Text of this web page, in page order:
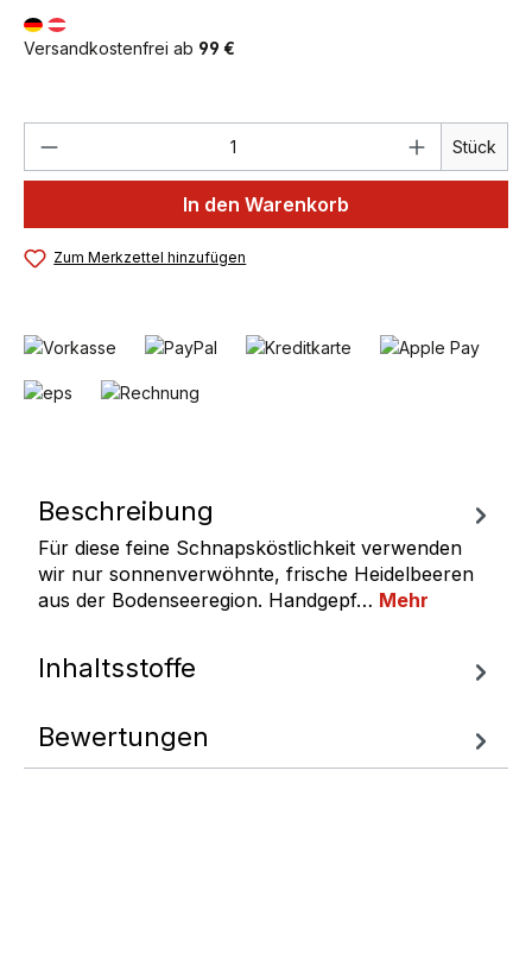
Versandkostenfrei ab 99 €
Produkt Anzahl: Gib den Stück
In den Warenkorb
Zum Merkzettel hinzufügen
Beschreibung
Für diese feine Schnapsköstlichkeit verwenden
wir nur sonnenverwöhnte, frische Heidelbeeren
aus der Bodenseeregion. Handgepf… Mehr
Inhaltsstoffe
Bewertungen